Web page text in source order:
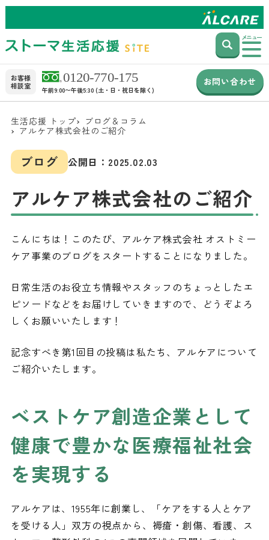
メニュー
お客様
相談室
午前9:00〜午後5:30 (土・日・祝日を除く)
お問い合わせ
生活応援 トップ
ブログ＆コラム
アルケア株式会社のご紹介
ブログ 公開日： 2025.02.03
アルケア株式会社のご紹介
こんにちは！このたび、アルケア株式会社 オストミー
ケア事業のブログをスタートすることになりました。
日常生活のお役立ち情報やスタッフのちょっとしたエ
ピソードなどをお届けしていきますので、どうぞよろ
しくお願いいたします！
記念すべき第1回目の投稿は私たち、アルケアについて
ご紹介いたします。
ベストケア創造企業として
健康で豊かな医療福祉社会
を実現する
アルケアは、1955年に創業し、「ケアをする人とケア
を受ける人」双方の視点から、褥瘡・創傷、看護、ス